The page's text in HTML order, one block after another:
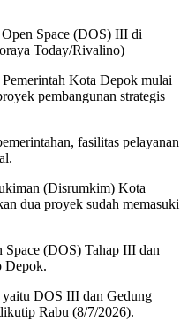
Space (DOS) III di
Today/Rivalino)
Pemerintah Kota Depok mulai
pembangunan strategis
fasilitas pelayanan
(Disrumkim) Kota
dua proyek sudah memasuki
(DOS) Tahap III dan
Depok.
yaitu DOS III dan Gedung
Rabu (8/7/2026).